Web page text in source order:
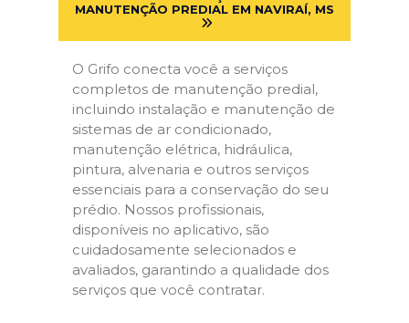
MANUTENÇÃO PREDIAL EM NAVIRAÍ, MS
O Grifo conecta você a serviços
completos de manutenção predial,
incluindo instalação e manutenção de
sistemas de ar condicionado,
manutenção elétrica, hidráulica,
pintura, alvenaria e outros serviços
essenciais para a conservação do seu
prédio. Nossos profissionais,
disponíveis no aplicativo, são
cuidadosamente selecionados e
avaliados, garantindo a qualidade dos
serviços que você contratar.